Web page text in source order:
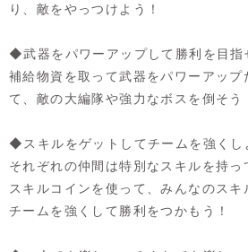
り、敵をやっつけよう！
◆武器をパワーアップして勝利を目指
補給物資を取って武器をパワーアップ
て、敵の大編隊や強力なボスを倒そう
◆スキルをゲットしてチームを強くし
それぞれの仲間は特別なスキルを持っ
スキルコインを使って、みんなのスキ
チームを強くして勝利をつかもう！